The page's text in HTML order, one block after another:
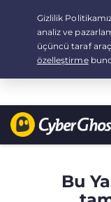
Your choice:The
Bu